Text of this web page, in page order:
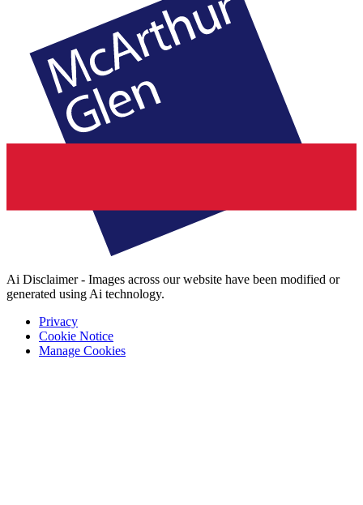
Ai Disclaimer - Images across our website have been modified or
generated using Ai technology.
Privacy
Cookie Notice
Manage Cookies